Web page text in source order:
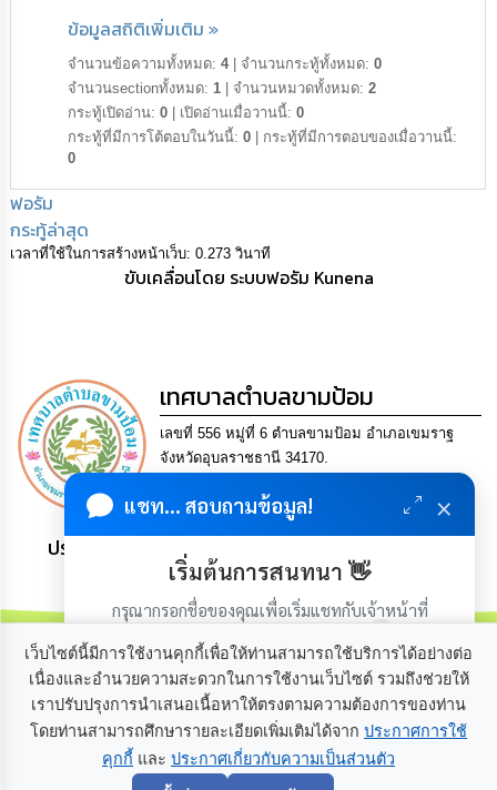
คุณธรรม
ความ
โปร่งใส
เรียน
ทุกข์
e-
กิจการ
สภา
ท้อง
ถิ่น
เรา
จัดการ
ความ
รู้
ข้อมูล
การ
ข้อมูลสถิติเพิ่มเติม »
จำนวนข้อความทั้งหมด:4 จำนวนกระทู้ทั้งหมด:0
จำนวนsectionทั้งหมด:1 จำนวนหมวดทั้งหมด:2
กระทู้เปิดอ่าน:0 เปิดอ่านเมื่อวานนี้:0
กระทู้ที่มีการโต้ตอบในวันนี้:0
กระทู้ที่มีการตอบของเมื่อวานนี้:
0
ฟอรัม
กระทู้ล่าสุด
เวลาที่ใช้ในการสร้างหน้าเว็บ: 0.273 วินาที
ขับเคลื่อนโดย ระบบฟอรัม Kunena
เว็บไซต์นี้มีการใช้งานคุกกี้เพื่อให้ท่านสามารถใช้บริการได้อย่างต่อ
เนื่องและอำนวยความสะดวกในการใช้งานเว็บไซต์ รวมถึงช่วยให้
เราปรับปรุงการนำเสนอเนื้อหาให้ตรงตามความต้องการของท่าน
โดยท่านสามารถศึกษารายละเอียดเพิ่มเติมได้จาก ประกาศการใช้
คุกกี้ และ ประกาศเกี่ยวกับความเป็นส่วนตัว
แชท... สอบถามข้อมูล! ×
เริ่มต้นการสนทนา 👋
กรุณากรอกชื่อของคุณเพื่อเริ่มแชทกับเจ้าหน้าที่
เริ่มแชท
เทศบาลตำบลขามป้อม
เลขที่ 556 หมู่ที่ 6 ตำบลขามป้อม อำเภอเขมราฐ
จังหวัดอุบลราชธานี 34170.
saraban@khampomcity.go.th
ประชาชน มีภูมิคุ้มกัน พึ่งพาตนเอง พอเพียง เป็นสุข
เกี่ยวกับเรา ติดต่อเรา